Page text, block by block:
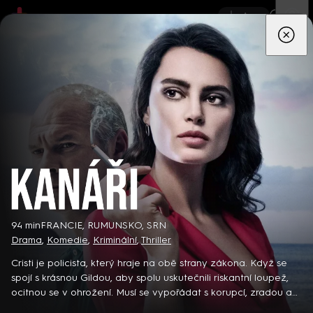
App
Zprávy Novinky
Kanáři
94 minFRANCIE, RUMUNSKO, SRN
Drama, Komedie, Kriminální,Thriller
Cristi je policista, který hraje na obě strany zákona. Když se
spojí s krásnou Gildou, aby spolu uskutečnili riskantní loupež,
ocitnou se v ohrožení. Musí se vypořádat s korupcí, zradou a
Detektiv Karl Alberg přijíždí do přímořského městečka Gibsons,
aby zde převzal vedení místní policie a začal nový život po
bolestivém rozvodu. Společně se svým týmem odhaluje temná
tajemství, která narušují poklidnou atmosféru komunity a
současně se snaží zvládnout komplikovaný vztah s dospívající
8 epizod